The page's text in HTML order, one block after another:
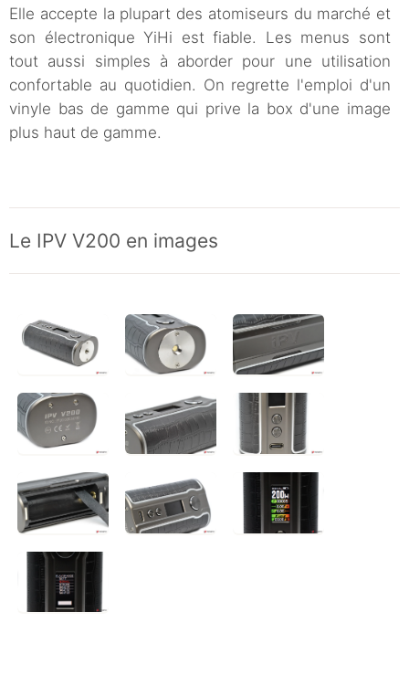
Elle accepte la plupart des atomiseurs du marché et
son électronique YiHi est fiable. Les menus sont
tout aussi simples à aborder pour une utilisation
confortable au quotidien. On regrette l'emploi d'un
vinyle bas de gamme qui prive la box d'une image
plus haut de gamme.
Le IPV V200 en images